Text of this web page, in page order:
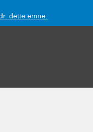
dette emne.